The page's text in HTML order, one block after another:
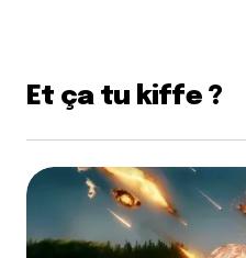
Et ça tu kiffe ?